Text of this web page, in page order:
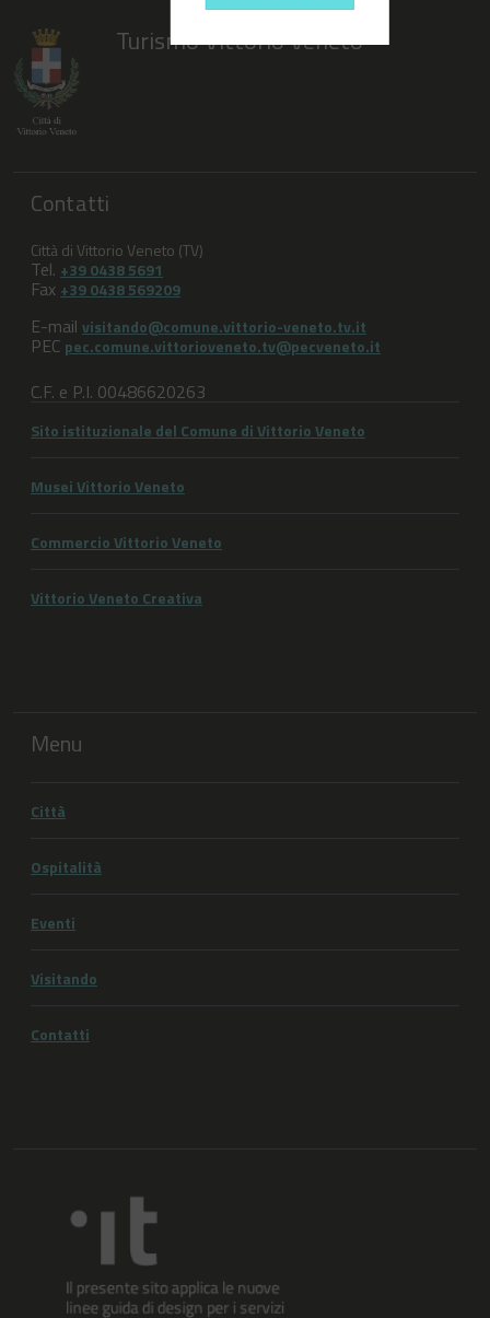
Turismo Vittorio Veneto
Contatti
Città di Vittorio Veneto (TV)
Tel. +39 0438 5691
Fax +39 0438 569209
E-mail visitando@comune.vittorio-veneto.tv.it
PEC pec.comune.vittorioveneto.tv@pecveneto.it
C.F. e P.I. 00486620263
Sito istituzionale del Comune di Vittorio Veneto
Musei Vittorio Veneto
Commercio Vittorio Veneto
Vittorio Veneto Creativa
Menu
Città
Ospitalità
Eventi
Visitando
Contatti